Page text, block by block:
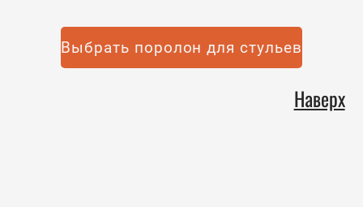
Выбрать поролон для стульев
Наверх